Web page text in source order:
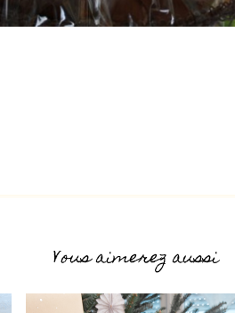
Vous aimerez aussi